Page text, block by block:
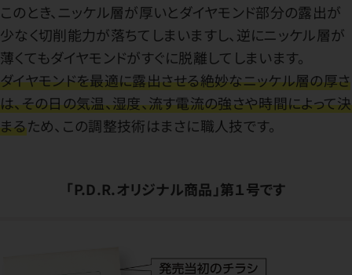
このとき、ニッケル層が厚いとダイヤモンド部分の露出が
少なく切削能力が落ちてしまいますし、逆にニッケル層が
薄くてもダイヤモンドがすぐに脱離してしまいます。
ダイヤモンドを最適に露出させる絶妙なニッケル層の厚さ
は、その日の気温、湿度、流す電流の強さや時間によって決
まるため、この調整技術はまさに職人技です。
「P.D.R.オリジナル商品」第１号です